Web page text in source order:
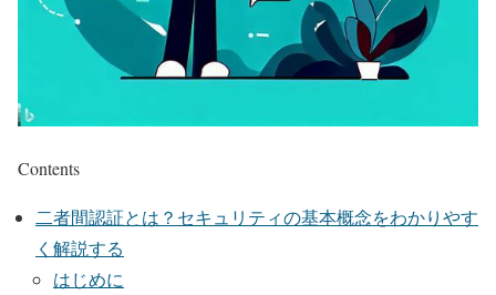
Contents
二者間認証とは？セキュリティの基本概念をわかりやす
く解説する
はじめに